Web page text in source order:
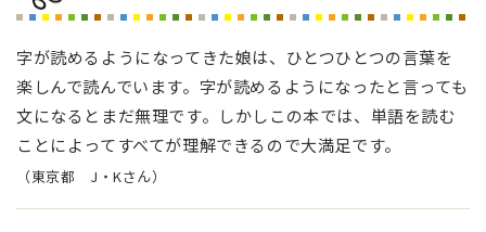
字が読めるようになってきた娘は、ひとつひとつの言葉を
楽しんで読んでいます。字が読めるようになったと言っても
文になるとまだ無理です。しかしこの本では、単語を読む
ことによってすべてが理解できるので大満足です。
（東京都 J・Kさん）